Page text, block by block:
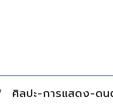
ศิลปะ-การแสดง-ดน